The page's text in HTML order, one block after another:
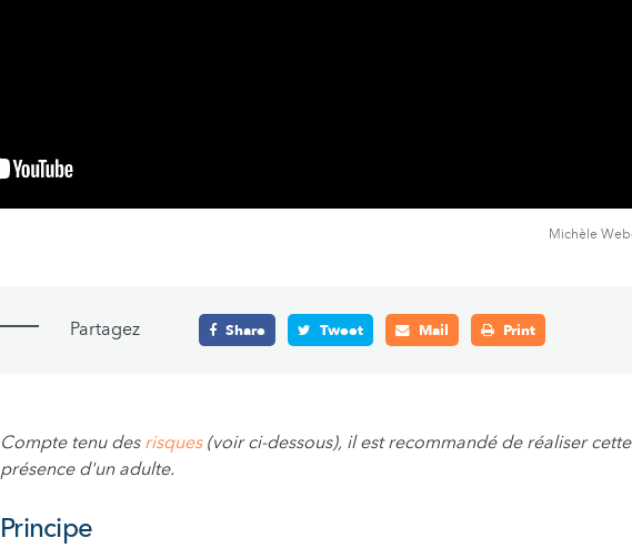
Michèle
Partagez Share Tweet Mail Print
Compte tenu desrisques(voir ci-dessous), il est recommandé de réaliser
présence d'un adulte.
Principe